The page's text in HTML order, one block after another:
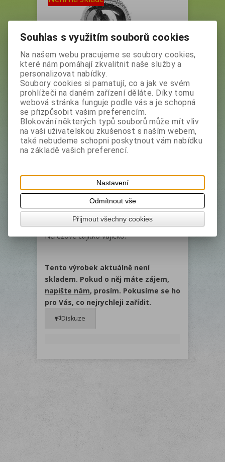
Čajítko-vajíčko
Vaše cena bez DPH:74,40 Kč
Vaše cena s DPH:83,30 Kč
Produkt není skladem
4606
Skladem:0 ks
Dotaz na výrobek
Doporučit výrobek
Nerezové čajítko vajíčko.
Tento výrobek aktuálně není
skladem. Pokud o něj máte zájem,
napište nám, prosím. Pokusíme se ho
pro Vás, co nejrychleji zařídit.
Diskuze
Souhlas s využitím souborů cookies
Na našem webu pracujeme se soubory cookies,
které nám pomáhají zkvalitnit naše služby a
personalizovat nabídky.
Soubory cookies si pamatují, co a jak ve svém
prohlížeči na daném zařízení děláte. Díky tomu
webová stránka funguje podle vás a je schopná
se přizpůsobit vašim preferencím.
Blokování některých typů souborů může mít vliv
na vaši uživatelskou zkušenost s naším webem,
také nebudeme schopni poskytnout vám nabídku
na základě vašich preferencí.
Nastavení
Odmítnout vše
Přijmout všechny cookies